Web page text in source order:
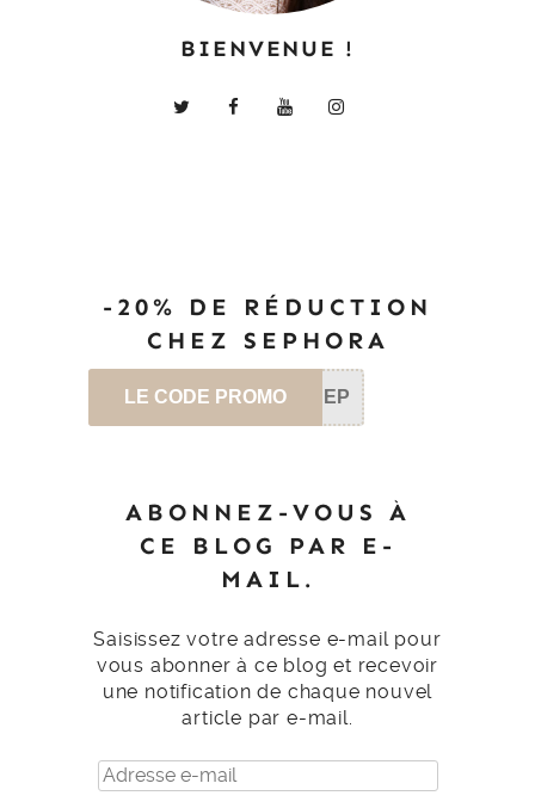
BIENVENUE !
-20% DE RÉDUCTION
CHEZ SEPHORA
LE CODE PROMO SEP
ABONNEZ-VOUS À
CE BLOG PAR E-
MAIL.
Saisissez votre adresse e-mail pour
vous abonner à ce blog et recevoir
une notification de chaque nouvel
article par e-mail.
Adresse
e-